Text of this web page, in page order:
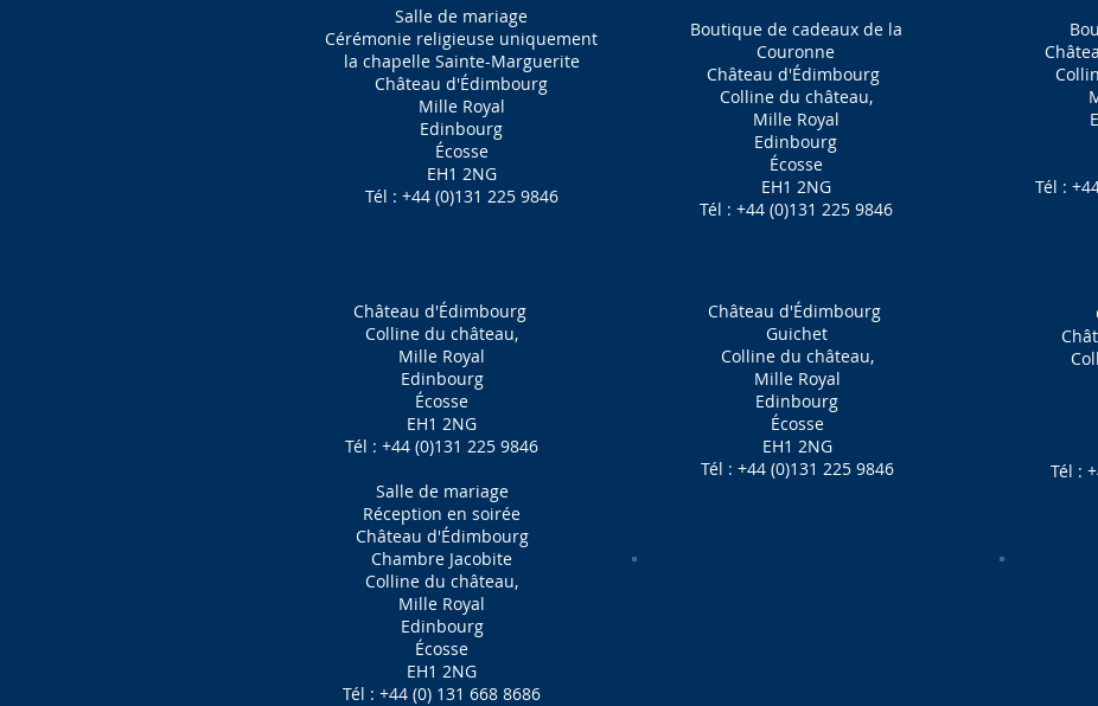
Salle de mariage
Cérémonie religieuse uniquement
la chapelle Sainte-Marguerite
Château d'Édimbourg
Mille Royal
Edinbourg
Écosse
EH1 2NG
Tél : +44 (0)131 225 9846
Boutique de cadeaux de la
Couronne
Château d'Édimbourg
Colline du château,
Mille Royal
Edinbourg
Écosse
EH1 2NG
Tél : +44 (0)131 225 9846
Tél :
Château d'Édimbourg
Colline du château,
Mille Royal
Edinbourg
Écosse
EH1 2NG
Tél : +44 (0)131 225 9846
Salle de mariage
Réception en soirée
Château d'Édimbourg
Chambre Jacobite
Colline du château,
Mille Royal
Edinbourg
Écosse
EH1 2NG
Tél : +44 (0) 131 668 8686
Château d'Édimbourg
Guichet
Colline du château,
Mille Royal
Edinbourg
Écosse
EH1 2NG
Tél : +44 (0)131 225 9846
Tél :